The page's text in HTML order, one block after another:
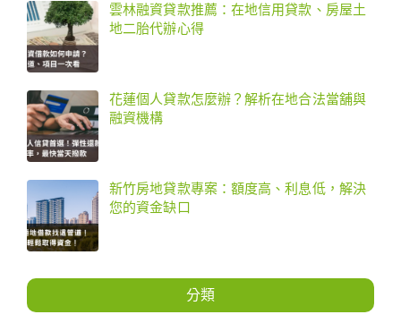
雲林融資貸款推薦：在地信用貸款、房屋土
地二胎代辦心得
花蓮個人貸款怎麼辦？解析在地合法當舖與
融資機構
新竹房地貸款專案：額度高、利息低，解決
您的資金缺口
分類